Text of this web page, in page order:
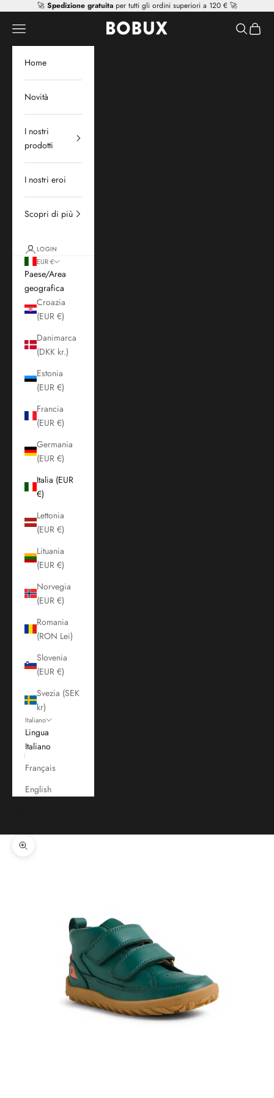
Vai al contenuto
🚀 Spedizione gratuitaper tutti gli ordini superiori a 120 € 🚀
Mr Tiggle - Distributor
Apri il menu di navigazione Mostra il
Home
Novità
I nostri
prodotti
I nostri eroi
Scopri di più
LOGIN
EUR €
Paese/Area
geografica
Croazia
(EUR €)
Danimarca
(DKK kr.)
Estonia
(EUR €)
Francia
(EUR €)
Germania
(EUR €)
Italia (EUR
€)
Lettonia
(EUR €)
Lituania
(EUR €)
Norvegia
(EUR €)
Romania
(RON Lei)
Slovenia
(EUR €)
Svezia (SEK
kr)
Italiano
Lingua
Italiano
Français
English
Ingrandisci immagine